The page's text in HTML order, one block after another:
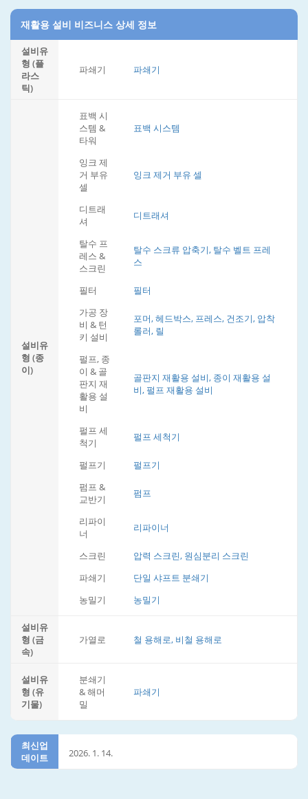
재활용 설비 비즈니스 상세 정보
설비유
형 (플
라스
틱)
파쇄기 파쇄기
설비유
형 (종
이)
표백 시
스템 &
타워
표백 시스템
잉크 제
거 부유
셀
잉크 제거 부유 셀
디트래
셔
디트래셔
탈수 프
레스 &
스크린
탈수 스크류 압축기, 탈수 벨트 프레
스
필터
필터
가공 장
비 & 턴
키 설비
포머, 헤드박스, 프레스, 건조기, 압착
롤러, 릴
펄프, 종
이 & 골
판지 재
활용 설
비
골판지 재활용 설비, 종이 재활용 설
비, 펄프 재활용 설비
펄프 세
척기
펄프 세척기
펄프기
펄프기
펌프 &
교반기
펌프
리파이
너
리파이너
스크린
압력 스크린, 원심분리 스크린
파쇄기
단일 샤프트 분쇄기
농밀기
농밀기
설비유
형 (금
속)
가열로 철 용해로, 비철 용해로
설비유
형 (유
기물)
분쇄기
& 해머
밀
파쇄기
최신업
데이트
2026. 1. 14.